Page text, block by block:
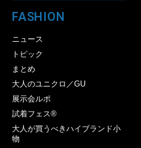
FASHION
ニュース
トピック
まとめ
大人のユニクロ／GU
展示会ルポ
試着フェス®︎
大人が買うべきハイブランド小
物